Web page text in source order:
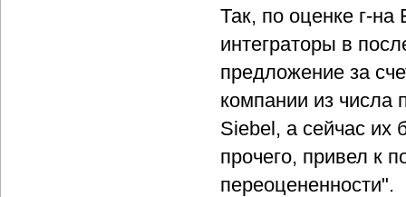
Так, по оценке г-на
интеграторы в
предложение за
компании из числа
Siebel, а сейчас их
прочего, привел к
переоцененности".